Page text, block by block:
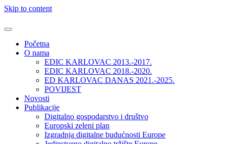
Skip to content
Početna
O nama
EDIC KARLOVAC 2013.-2017.
EDIC KARLOVAC 2018.-2020.
ED KARLOVAC DANAS 2021.-2025.
POVIJEST
Novosti
Publikacije
Digitalno gospodarstvo i društvo
Europski zeleni plan
Izgradnja digitalne budućnosti Europe